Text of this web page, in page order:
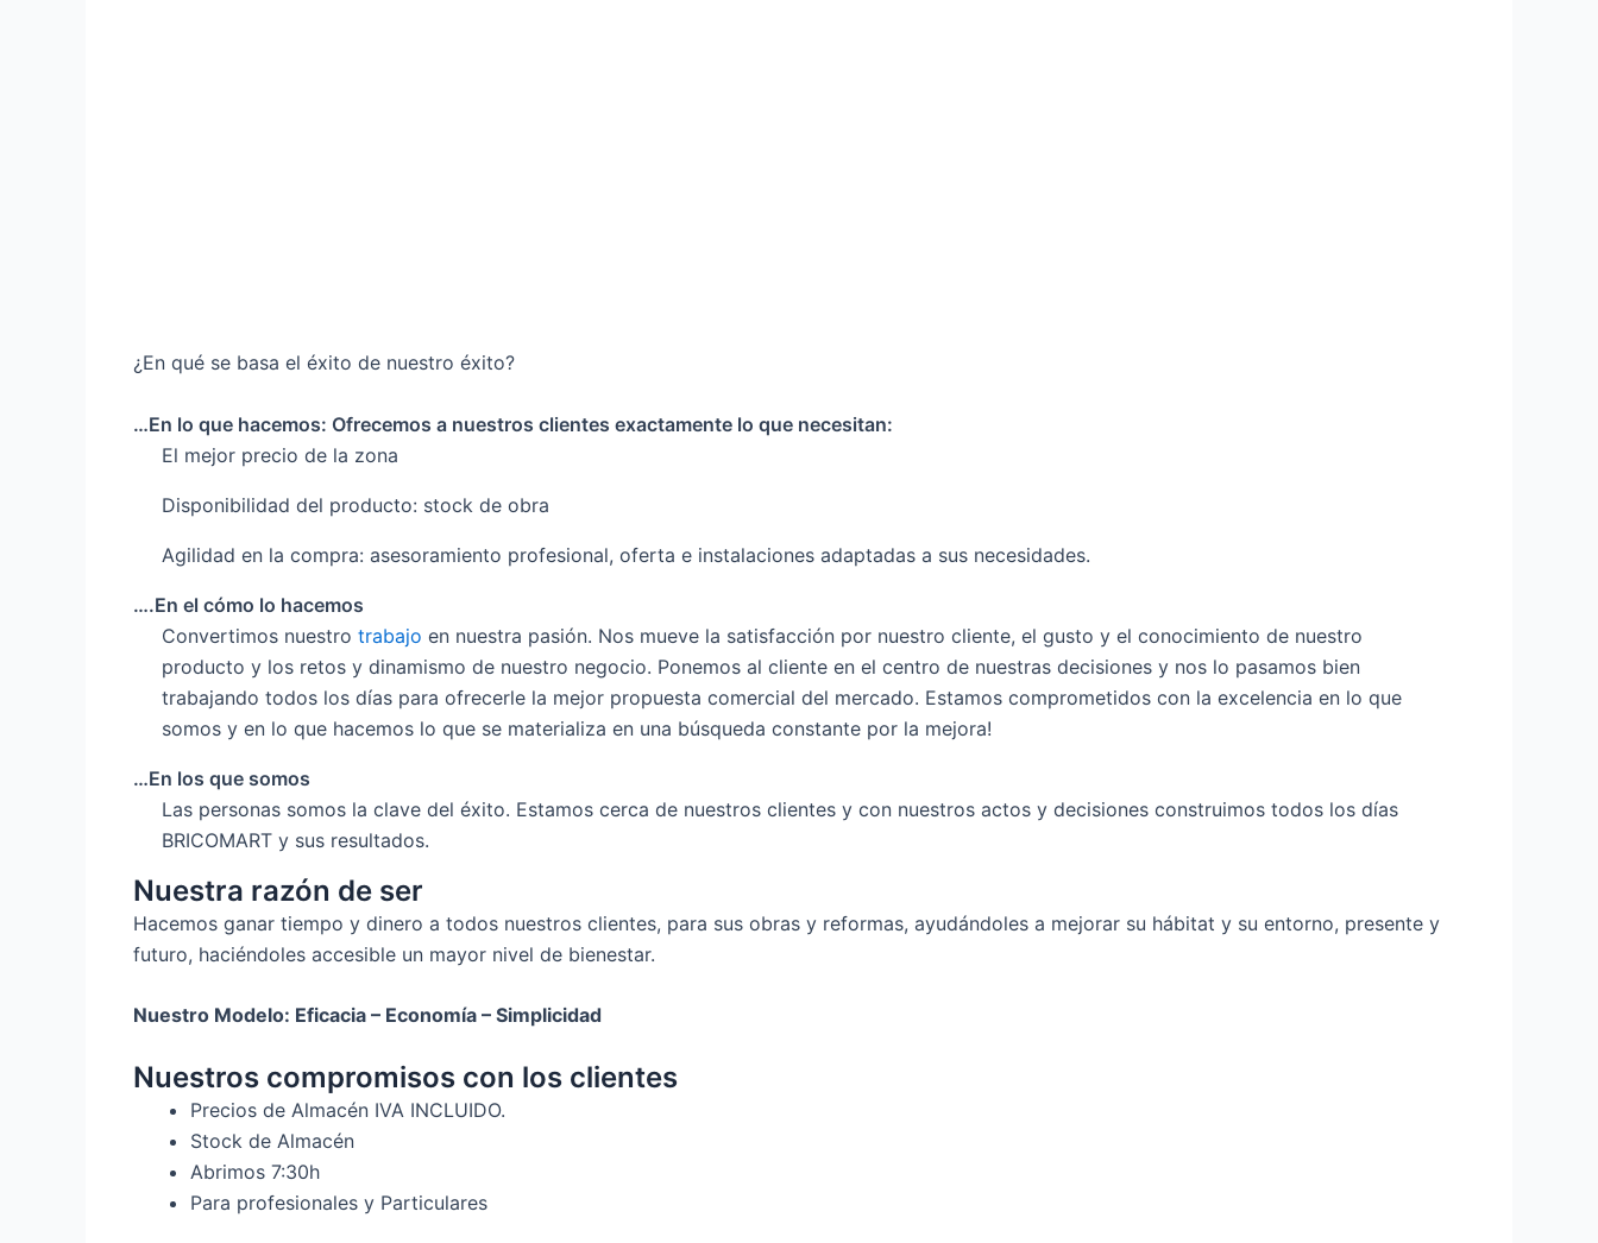
¿En qué se basa el éxito de nuestro éxito?
…En lo que hacemos: Ofrecemos a nuestros clientes exactamente lo que necesitan:
El mejor precio de la zona
Disponibilidad del producto: stock de obra
Agilidad en la compra: asesoramiento profesional, oferta e instalaciones adaptadas a sus necesidades.
….En el cómo lo hacemos
Convertimos nuestro trabajo en nuestra pasión. Nos mueve la satisfacción por nuestro cliente, el gusto y el conocimiento de nuestro
producto y los retos y dinamismo de nuestro negocio. Ponemos al cliente en el centro de nuestras decisiones y nos lo pasamos bien
trabajando todos los días para ofrecerle la mejor propuesta comercial del mercado. Estamos comprometidos con la excelencia en lo que
somos y en lo que hacemos lo que se materializa en una búsqueda constante por la mejora!
…En los que somos
Las personas somos la clave del éxito. Estamos cerca de nuestros clientes y con nuestros actos y decisiones construimos todos los días
BRICOMART y sus resultados.
Nuestra razón de ser
Hacemos ganar tiempo y dinero a todos nuestros clientes, para sus obras y reformas, ayudándoles a mejorar su hábitat y su entorno, presente y
futuro, haciéndoles accesible un mayor nivel de bienestar.
Nuestro Modelo: Eficacia – Economía – Simplicidad
Nuestros compromisos con los clientes
Precios de Almacén IVA INCLUIDO.
Stock de Almacén
Abrimos 7:30h
Para profesionales y Particulares